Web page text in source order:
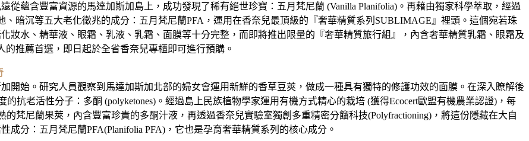
蘊含豐富資源的馬達加斯加島上，成功發現了稀有絕世珍寶：五月梵尼蘭 (Vanilla Planifolia)。再藉由獨家科學萃取，經過
暗沉等五大老化徵兆的成分：五月梵尼蘭PFA，運用在香奈兒最頂級的『奢華精質系列SUBLIMAGE』裡頭。這個宛若珠
妝水、精華液、眼霜、乳液、乳霜、面膜等十分完整，而即將推出限量的『奢華精質旅行組』，內含奢華精質乳霜、眼霜及
推薦首選，即日起於全省香奈兒專櫃即可進行預購。
始。研究人員觀察到馬達加斯加北部的婦女會運用新鮮的香草豆莢，做成一種具有獨特的修護功效的面膜。在深入瞭解後
抗老活性分子：多酮 (polyketones)。經過島上民族植物學家運用有機方式精心的栽培 (獲得Ecocert歐盟有機農業認證)，每
梵尼蘭果莢，內含豐富珍貴的多酮汁液，再透過香奈兒實驗室獨創多重精密分餾科技(Polyfractioning)，將這份隱藏在大自
分：五月梵尼蘭PFA(Planifolia PFA)，它也是孕育奢華精質系列的核心成分。